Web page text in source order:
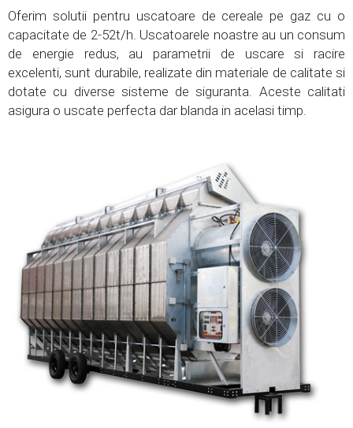
Oferim solutii pentru uscatoare de cereale pe gaz cu o
capacitate de 2-52t/h. Uscatoarele noastre au un consum
de energie redus, au parametrii de uscare si racire
excelenti, sunt durabile, realizate din materiale de calitate si
dotate cu diverse sisteme de siguranta. Aceste calitati
asigura o uscate perfecta dar blanda in acelasi timp.